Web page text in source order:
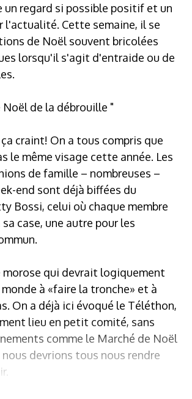
un regard si possible positif et un
l'actualité. Cette semaine, il se
de Noël souvent bricolées
lorsqu'il s'agit d'entraide ou de
Noël de la débrouille "
craint! On a tous compris que
le même visage cette année. Les
de famille – nombreuses –
end sont déjà biffées du
Bossi, celui où chaque membre
case, une autre pour les
morose qui devrait logiquement
à «faire la tronche» et à
On a déjà ici évoqué le Téléthon,
lieu en petit comité, sans
comme le Marché de Noël
devrions tous nous rendre